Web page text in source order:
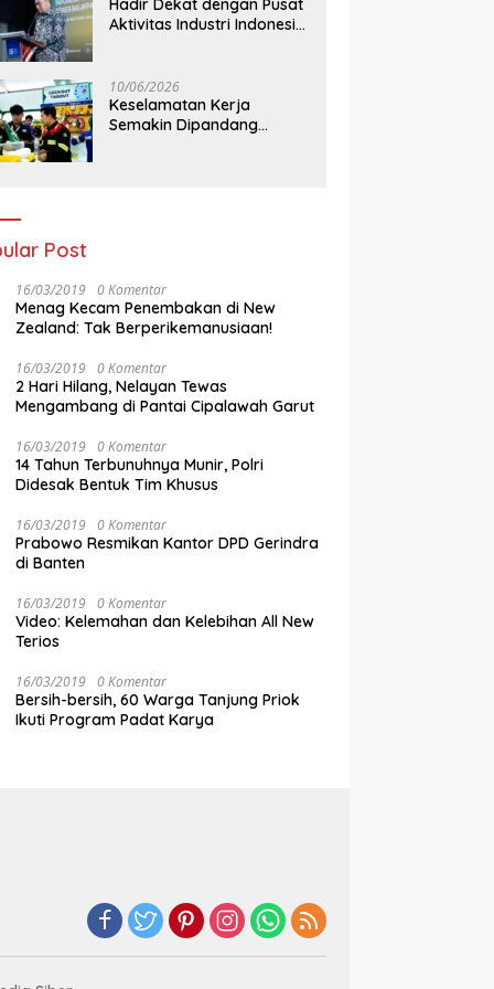
Hadir Dekat dengan Pusat
Aktivitas Industri Indonesia
Balikpapan
10/06/2026
Keselamatan Kerja
Semakin Dipandang
Post
16/03/2019 0 Komentar
Menag Kecam Penembakan di New
Zealand: Tak Berperikemanusiaan!
16/03/2019 0 Komentar
2 Hari Hilang, Nelayan Tewas
Mengambang di Pantai Cipalawah Garut
16/03/2019 0 Komentar
14 Tahun Terbunuhnya Munir, Polri
Didesak Bentuk Tim Khusus
16/03/2019 0 Komentar
Prabowo Resmikan Kantor DPD Gerindra
di Banten
16/03/2019 0 Komentar
Video: Kelemahan dan Kelebihan All New
Terios
16/03/2019 0 Komentar
Bersih-bersih, 60 Warga Tanjung Priok
Ikuti Program Padat Karya